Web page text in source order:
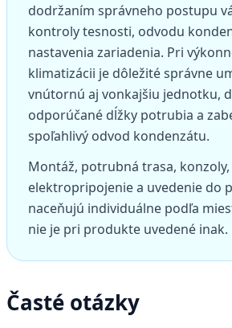
dodržaním správneho postupu
kontroly tesnosti, odvodu
nastavenia zariadenia. Pri
klimatizácii je dôležité správne
vnútornú aj vonkajšiu jednotku,
odporúčané dĺžky potrubia a
spoľahlivý odvod kondenzátu.
Montáž, potrubná trasa, konzoly,
elektropripojenie a uvedenie do
naceňujú individuálne podľa
nie je pri produkte uvedené inak.
Časté otázky